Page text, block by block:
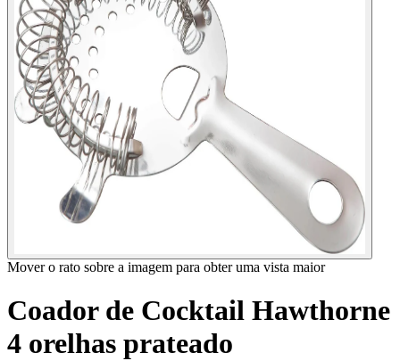
Mover o rato sobre a imagem para obter uma vista maior
Coador de Cocktail Hawthorne
4 orelhas prateado